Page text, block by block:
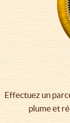
Effectuez un
plume et